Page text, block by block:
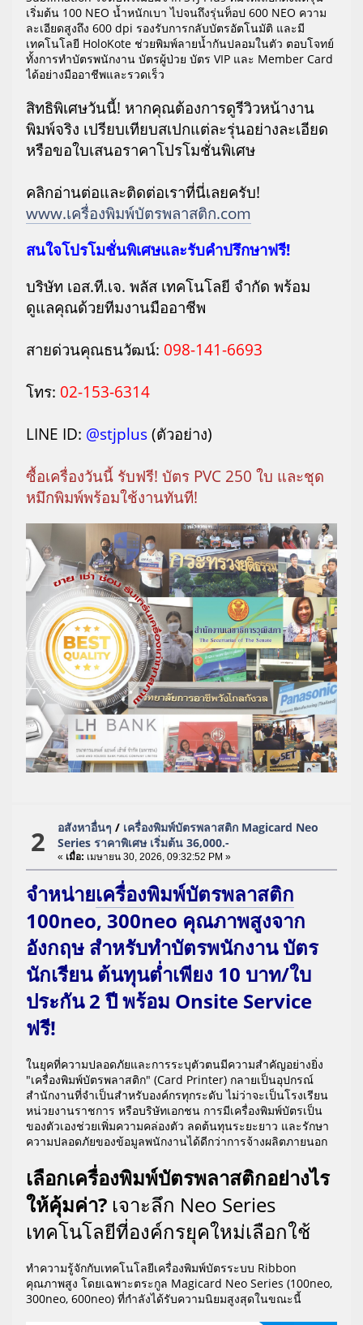
เริ่มต้น 100 NEO น้ำหนักเบา ไปจนถึงรุ่นท็อป 600 NEO ความ
ละเอียดสูงถึง 600 dpi รองรับการกลับบัตรอัตโนมัติ และมี
เทคโนโลยี HoloKote ช่วยพิมพ์ลายน้ำกันปลอมในตัว ตอบโจทย์
ทั้งการทำบัตรพนักงาน บัตรผู้ป่วย บัตร VIP และ Member Card
ได้อย่างมืออาชีพและรวดเร็ว
สิทธิพิเศษวันนี้! หากคุณต้องการดูรีวิวหน้างาน
พิมพ์จริง เปรียบเทียบสเปกแต่ละรุ่นอย่างละเอียด
หรือขอใบเสนอราคาโปรโมชั่นพิเศษ
คลิกอ่านต่อและติดต่อเราที่นี่เลยครับ!
www.เครื่องพิมพ์บัตรพลาสติก.com
สนใจโปรโมชั่นพิเศษและรับคำปรึกษาฟรี!
บริษัท เอส.ที.เจ. พลัส เทคโนโลยี จำกัด พร้อม
ดูแลคุณด้วยทีมงานมืออาชีพ
สายด่วนคุณธนวัฒน์: 098-141-6693
โทร: 02-153-6314
LINE ID: @stjplus (ตัวอย่าง)
ซื้อเครื่องวันนี้ รับฟรี! บัตร PVC 250 ใบ และชุด
หมึกพิมพ์พร้อมใช้งานทันที!
2 อสังหาอื่นๆ / เครื่องพิมพ์บัตรพลาสติก Magicard Neo
Series ราคาพิเศษ เริ่มต้น 36,000.-
« เมื่อ: เมษายน 30, 2026, 09:32:52 PM »
จำหน่ายเครื่องพิมพ์บัตรพลาสติก
100neo, 300neo คุณภาพสูงจาก
อังกฤษ สำหรับทำบัตรพนักงาน บัตร
นักเรียน ต้นทุนต่ำเพียง 10 บาท/ใบ
ประกัน 2 ปี พร้อม Onsite Service
ฟรี!
ในยุคที่ความปลอดภัยและการระบุตัวตนมีความสำคัญอย่างยิ่ง
"เครื่องพิมพ์บัตรพลาสติก" (Card Printer) กลายเป็นอุปกรณ์
สำนักงานที่จำเป็นสำหรับองค์กรทุกระดับ ไม่ว่าจะเป็นโรงเรียน
หน่วยงานราชการ หรือบริษัทเอกชน การมีเครื่องพิมพ์บัตรเป็น
ของตัวเองช่วยเพิ่มความคล่องตัว ลดต้นทุนระยะยาว และรักษา
ความปลอดภัยของข้อมูลพนักงานได้ดีกว่าการจ้างผลิตภายนอก
เลือกเครื่องพิมพ์บัตรพลาสติกอย่างไร
ให้คุ้มค่า?เจาะลึก Neo Series
เทคโนโลยีที่องค์กรยุคใหม่เลือกใช้
ทำความรู้จักกับเทคโนโลยีเครื่องพิมพ์บัตรระบบ Ribbon
คุณภาพสูง โดยเฉพาะตระกูล Magicard Neo Series (100neo,
300neo, 600neo) ที่กำลังได้รับความนิยมสูงสุดในขณะนี้